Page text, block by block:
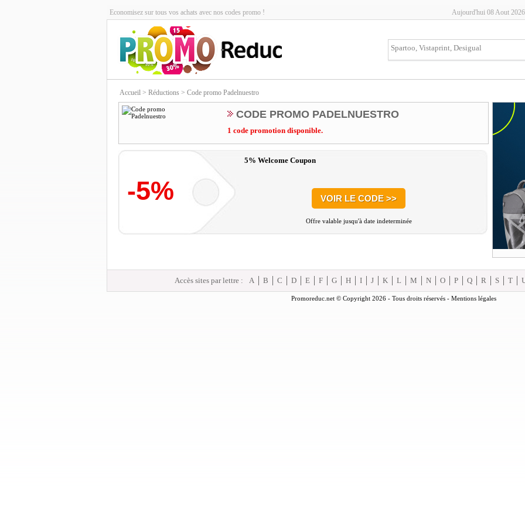
Economisez sur tous vos achats avec nos codes promo ! Aujourd'hui 08 Aout
Accueil > Réductions > Code promo Padelnuestro
CODE PROMO PADELNUESTRO
1 code promotion disponible.
-5%
5% Welcome Coupon
VOIR LE CODE >>
Offre valable jusqu'à date indeterminée
Accès sites par lettre : A B C D E F G H I J K L M N O P Q R S T
Promoreduc.net © Copyright 2026 - Tous droits réservés - Mentions légales